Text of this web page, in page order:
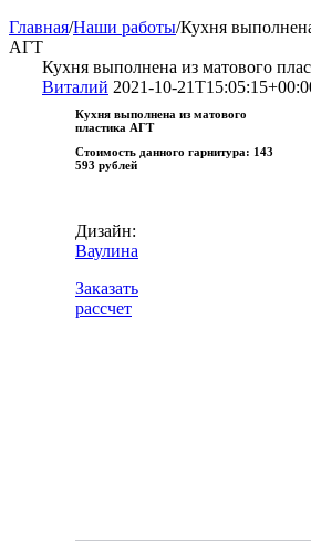
Главная/Наши работы/Кухня
АГТ
Кухня выполнена из матового
Виталий 2021-10-
Кухня выполнена из матового
пластика АГТ
Стоимость данного гарнитура: 143
593 рублей
Дизайн:
Ваулина
Заказать
рассчет